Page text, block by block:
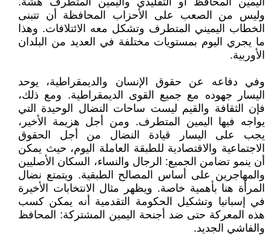
وليس من الصعب على الأحزاب المحافظة أن تتبنى
الخطاب اليميني المتطرف وتشكل معه الائتلافات. وهذا
ما يجري اليوم بمستويات مختلفة في العديد من البلدان
الأوربية.
وفي دفاعه عن حقوق الإنسان والديمقراطية، يوحد
اليسار جهوده مع جميع القوى الديمقراطية. ومع ذلك،
فإن الثقافة والقيم ليست ساحات النضال الوحيدة التي
يواجه فيها اليمين المتطرف. ومن أجل هزيمة الأخير،
يجب على اليسار قيادة النضال من أجل الحقوق
الاجتماعية والاقتصادية للطبقة العاملة اليوم، حيث يمكن
أن ينمو تضامن الجميع: الرجال والنساء، السكان الأصليين
والمهاجرين على أساس المصالح الطبقية. ويتمتع نضال
المرأة هنا بأهمية خاصة. ويظهر مثال الانتخابات الأخيرة
في إسبانيا وتشكيل الحكومة التقدمية أنه يمكن كسب
هذه المعركة حتى ضد أجنحة اليمين المشتركة: المحافظ
والفاشي الجديد.